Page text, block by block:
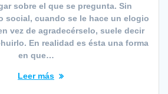
sobre el que se pregunta. Sin
social, cuando se le hace un elogio
vez de agradecérselo, suele decir
En realidad es ésta una forma
en que…
Leer más